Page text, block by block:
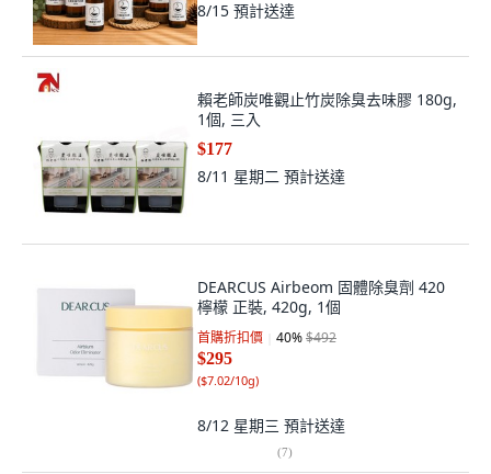
8/15 預計送達
賴老師炭唯觀止竹炭除臭去味膠 180g,
1個, 三入
$177
8/11 星期二 預計送達
DEARCUS Airbeom 固體除臭劑 420
檸檬 正裝, 420g, 1個
首購折扣價 40%$492
$295
($7.02/10g)
8/12 星期三 預計送達
(7)